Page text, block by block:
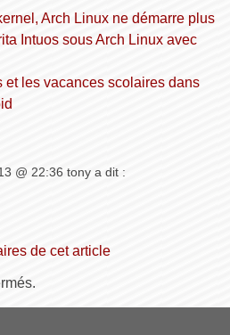
Arch Linux ne démarre plus
Intuos sous Arch Linux avec
et les vacances scolaires dans
@ 22:36 tony a dit :
de cet article